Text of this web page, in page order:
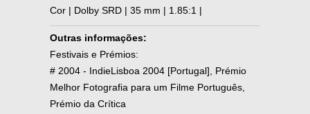
Cor | Dolby SRD | 35 mm | 1.85:1 |
Outras informações:
Festivais e Prémios:
# 2004 - IndieLisboa 2004 [Portugal], Prémio
Melhor Fotografia para um Filme Português,
Prémio da Crítica